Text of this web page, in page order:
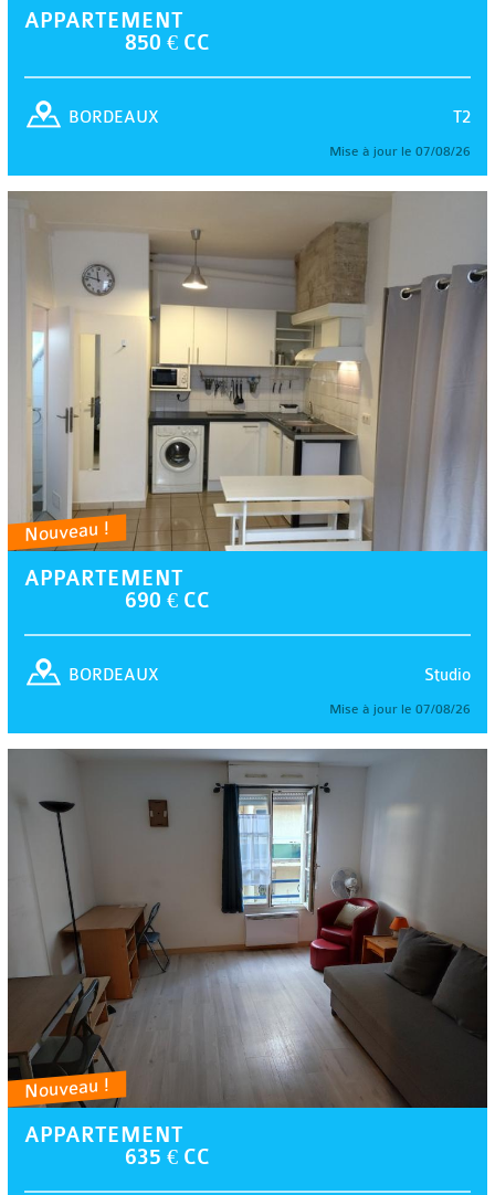
APPARTEMENT
850 € CC
T2
BORDEAUX
Mise à jour le 07/08/26
Nouveau !
APPARTEMENT
690 € CC
Studio
BORDEAUX
Mise à jour le 07/08/26
Nouveau !
APPARTEMENT
635 € CC